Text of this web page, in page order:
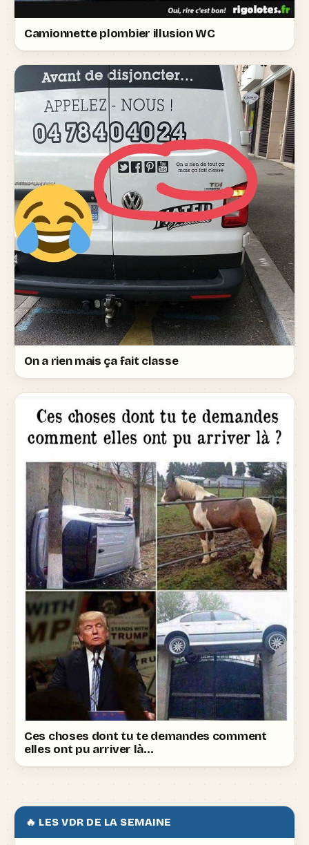
Camionnette plombier illusion WC
On a rien mais ça fait classe
Ces choses dont tu te demandes comment
elles ont pu arriver là…
🔥 LES VDR DE LA SEMAINE